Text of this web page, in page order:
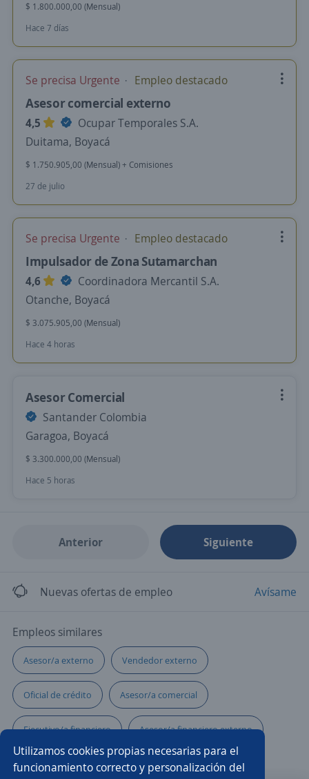
Utilizamos cookies propias necesarias para el
funcionamiento correcto y personalización del
$ 1.800.000,00 (Mensual)
Hace 7 días
Se precisa Urgente Empleo destacado
Asesor comercial externo
4,5
Ocupar Temporales S.A.
Duitama, Boyacá
$ 1.750.905,00 (Mensual) + Comisiones
27 de julio
Se precisa Urgente Empleo destacado
Impulsador de Zona Sutamarchan
4,6
Coordinadora Mercantil S.A.
Otanche, Boyacá
$ 3.075.905,00 (Mensual)
Hace 4 horas
Asesor Comercial
Santander Colombia
Garagoa, Boyacá
$ 3.300.000,00 (Mensual)
Hace 5 horas
Anterior Siguiente
Nuevas ofertas de empleo Avísame
Empleos similares
Asesor/a externo Vendedor externo
Oficial de crédito Asesor/a comercial
Ejecutivo/a financiero Asesor/a financiero externo
Asesor/a telefónico Mercaderista